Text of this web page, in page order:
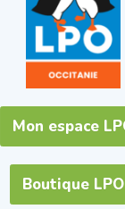
Mon espace
Boutique LPO